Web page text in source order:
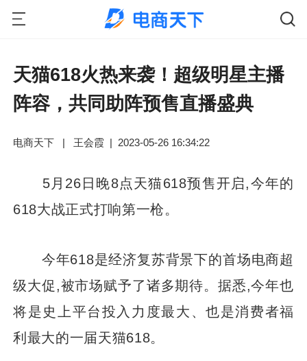
天猫618火热来袭！超级明星主播
阵容，共同助阵预售直播盛典
电商天下 | 王会霞 | 2023-05-26 16:34:22
5月26日晚8点天猫618预售开启,今年的
618大战正式打响第一枪。
今年618是经济复苏背景下的首场电商超
级大促,被市场赋予了诸多期待。据悉,今年也
将是史上平台投入力度最大、也是消费者福
利最大的一届天猫618。